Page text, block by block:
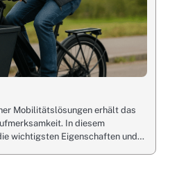
Mobilitätslösungen erhält das
In diesem
wichtigsten Eigenschaften und…